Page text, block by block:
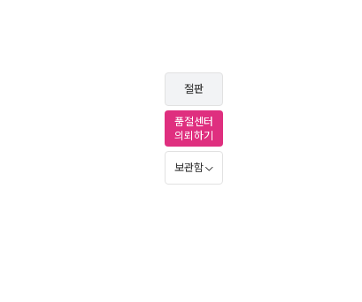
절판
품절센터
의뢰하기
보관함